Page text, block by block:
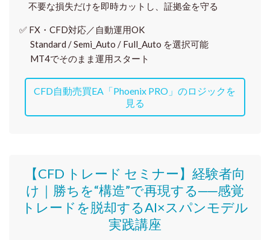
不要な損失だけを即時カットし、証拠金を守る
✅ FX・CFD対応／自動運用OK
Standard / Semi_Auto / Full_Auto を選択可能
MT4でそのまま運用スタート
CFD自動売買EA「Phoenix PRO」のロジックを
見る
【CFD トレード セミナー】 経験者向
け｜ 勝ちを“構造”で再現する──感覚
トレードを脱却するAI×スパンモデル
実践講座